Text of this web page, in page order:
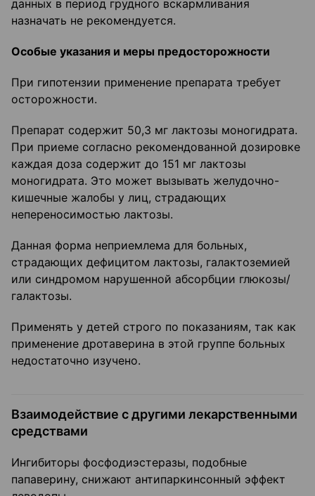
данных в период грудного вскармливания
назначать не рекомендуется.
Особые указания и меры предосторожности
При гипотензии применение препарата требует
осторожности.
Препарат содержит 50,3 мг лактозы моногидрата.
При приеме согласно рекомендованной дозировке
каждая доза содержит до 151 мг лактозы
моногидрата. Это может вызывать желудочно-
кишечные жалобы у лиц, страдающих
непереносимостью лактозы.
Данная форма неприемлема для больных,
страдающих дефицитом лактозы, галактоземией
или синдромом нарушенной абсорбции глюкозы/
галактозы.
Применять у детей строго по показаниям, так как
применение дротаверина в этой группе больных
недостаточно изучено.
Взаимодействие с другими лекарственными
средствами
Ингибиторы фосфодиэстеразы, подобные
папаверину, снижают антипаркинсонный эффект